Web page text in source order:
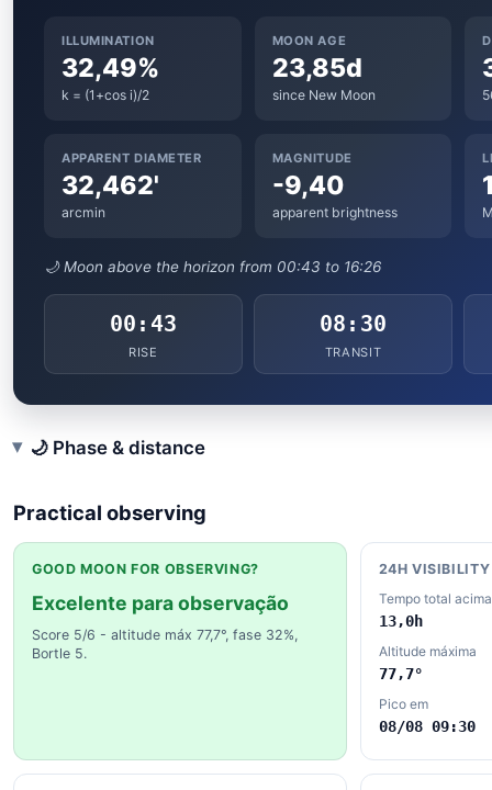
ILLUMINATION
32,49%
k = (1+cos i)/2
MOON AGE
23,85d
since New Moon
APPARENT DIAMETER
32,462'
arcmin
MAGNITUDE
-9,40
apparent brightness
🌙 Moon above the horizon from 00:43 to 16:26
00:43
RISE
08:30
TRANSIT
🌙 Phase & distance
Practical observing
GOOD MOON FOR OBSERVING?
Excelente para observação
Score 5/6 - altitude máx 77,7°, fase 32%,
Bortle 5.
24H
Tempo total
13,0h
Altitude máxima
77,7°
Pico em
08/08 09:30